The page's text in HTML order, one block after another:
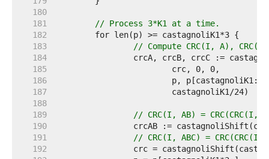
   180
   181
// Process 3*K1 at a time.
   182
   183
// Compute CRC(I, A),
   184
   185
   186
   187
   188
   189
// CRC(I, AB) = CRC(CRC(I,
   190
   191
// CRC(I, ABC) =
   192